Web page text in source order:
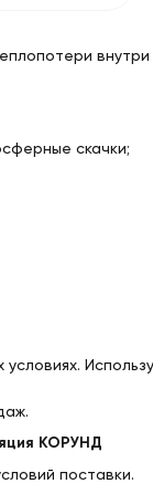
скачки;
КОРУНД
поставки.